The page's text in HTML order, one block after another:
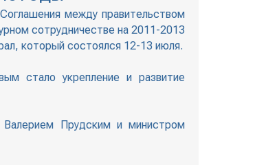
между правительством
сотрудничестве на 2011-2013
который состоялся 12-13 июля.
стало укрепление и развитие
Прудским и министром